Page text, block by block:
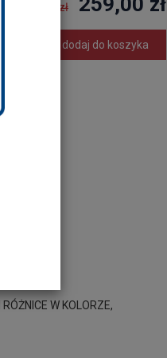
289,00 zł
dodaj do koszyka
W KOLORZE,